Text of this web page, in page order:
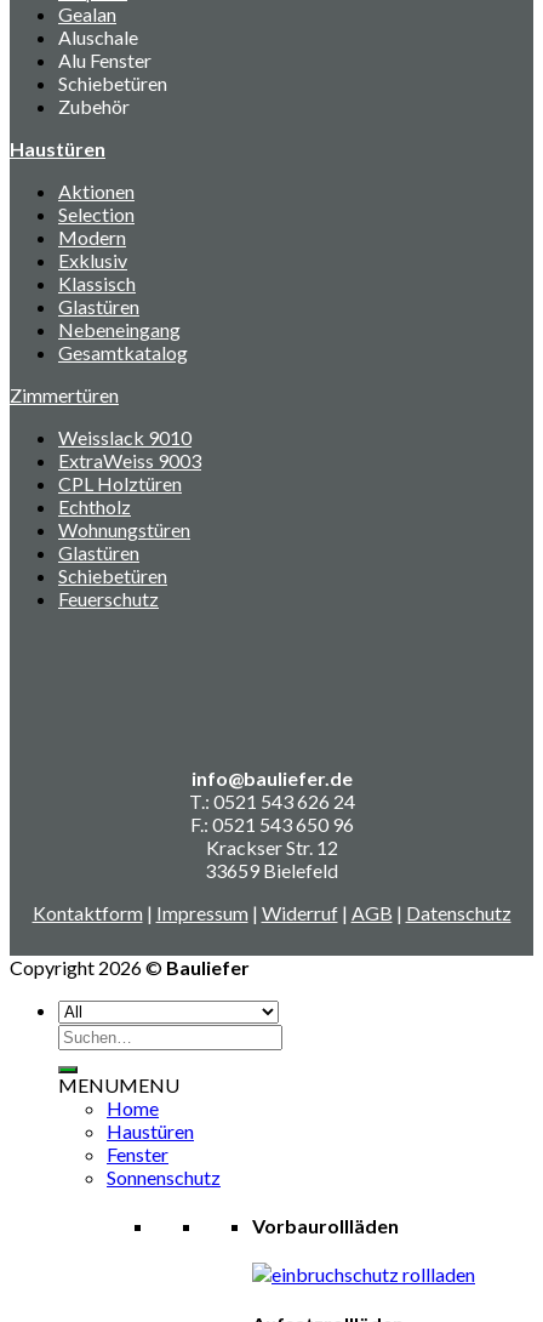
Gealan
Aluschale
Alu Fenster
Schiebetüren
Zubehör
Haustüren
Aktionen
Selection
Modern
Exklusiv
Klassisch
Glastüren
Nebeneingang
Gesamtkatalog
Zimmertüren
Weisslack 9010
ExtraWeiss 9003
CPL Holztüren
Echtholz
Wohnungstüren
Glastüren
Schiebetüren
Feuerschutz
info@bauliefer.de
T.: 0521 543 626 24
F.: 0521 543 650 96
Krackser Str. 12
33659 Bielefeld
Kontaktform | Impressum | Widerruf| AGB | Datenschutz
Copyright 2026 © Bauliefer
Suchen
nach:
MENUMENU
Home
Haustüren
Fenster
Sonnenschutz
Vorbaurollläden